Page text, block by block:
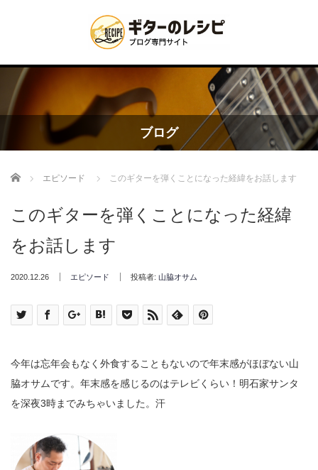
ブログ
Home エピソード このギターを弾くことになった経緯をお話します
このギターを弾くことになった経緯
をお話します
2020.12.26 エピソード 投稿者: 山脇オサム
今年は忘年会もなく外食することもないので年末感がほぼない山
脇オサムです。年末感を感じるのはテレビくらい！明石家サンタ
を深夜3時までみちゃいました。汗